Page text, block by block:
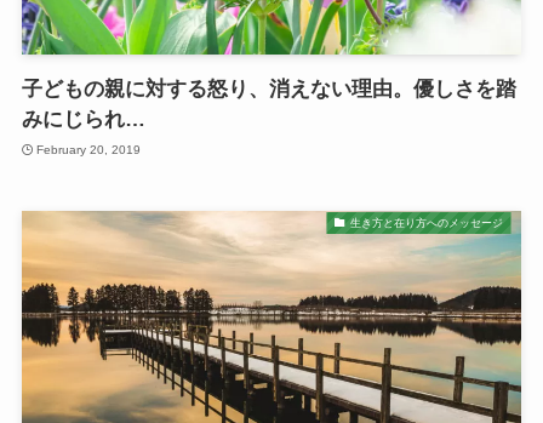
子どもの親に対する怒り、消えない理由。優しさを踏
みにじられ…
February 20, 2019
生き方と在り方へのメッセージ